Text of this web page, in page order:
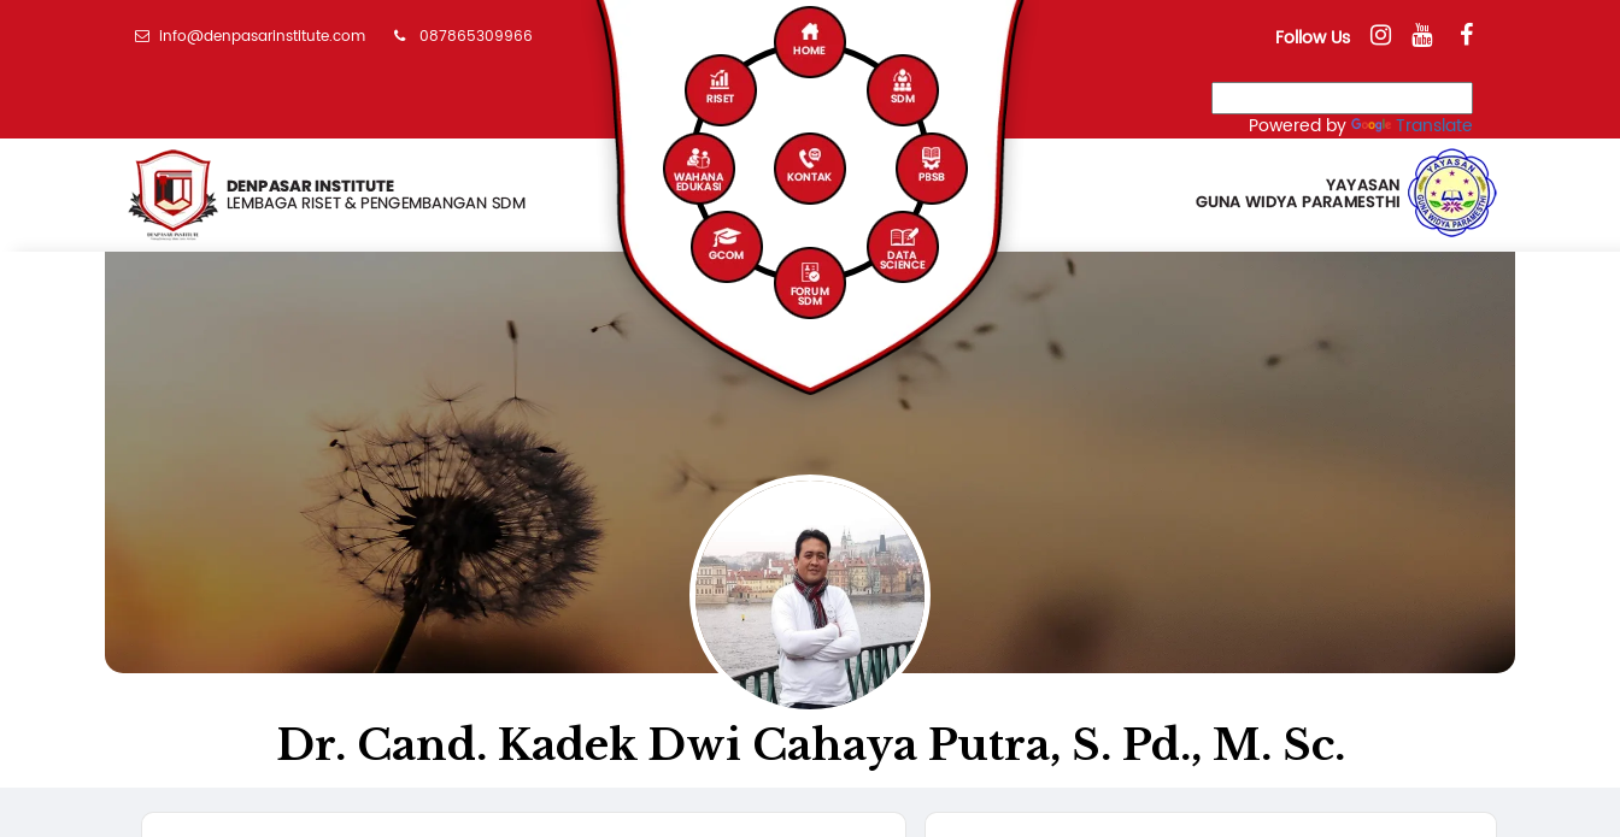
info@denpasarinstitute.com 087865309966 Follow Us
Powered by Translate
Dr. Cand. Kadek Dwi Cahaya Putra, S. Pd., M. Sc.